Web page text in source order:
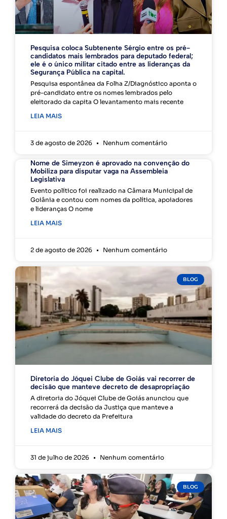
Pesquisa coloca Subtenente Sérgio entre os pré-
candidatos mais lembrados para deputado federal;
ele é o único militar citado entre as lideranças da
Segurança Pública na capital.
Pesquisa espontânea da Folha Z/Diagnóstico aponta o
pré-candidato entre os nomes lembrados pelo
eleitorado da capita O levantamento mais recente
LEIA MAIS
3 de agosto de 2026 Nenhum comentário
Nome de Simeyzon é aprovado na convenção do
Mobiliza para disputar vaga na Assembleia
Legislativa
Evento político foi realizado na Câmara Municipal de
Goiânia e contou com nomes da política, apoiadores
e lideranças O nome
LEIA MAIS
2 de agosto de 2026 Nenhum comentário
BLOG
Diretoria do Jóquei Clube de Goiás vai recorrer de
decisão que manteve decreto de desapropriação
A diretoria do Jóquei Clube de Goiás anunciou que
recorrerá da decisão da Justiça que manteve a
validade do decreto da Prefeitura
LEIA MAIS
31 de julho de 2026 Nenhum comentário
BLOG